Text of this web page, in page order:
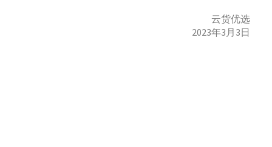
云货优选
2023年3月3日